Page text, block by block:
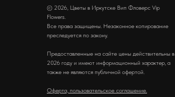
© 2026, Цветы в Иркутске Вип Фловерс Vip
Flowers.
Все права защищены. Незаконное копирование
преследуется по закону.
Предоставленные на сайте цены действительны в
2026 году и имеют информационный характер, а
также не являются публичной офертой.
Оферта, пользовательское соглашение.